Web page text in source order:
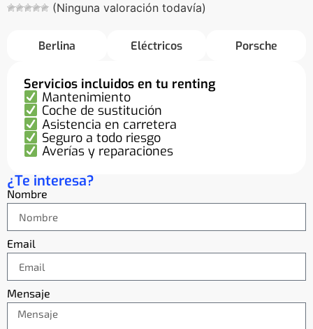
(Ninguna valoración todavía)
Berlina Eléctricos Porsche
Servicios incluidos en tu renting
Mantenimiento
Coche de sustitución
Asistencia en carretera
Seguro a todo riesgo
Averías y reparaciones
¿Te interesa?
Nombre
Email
Mensaje